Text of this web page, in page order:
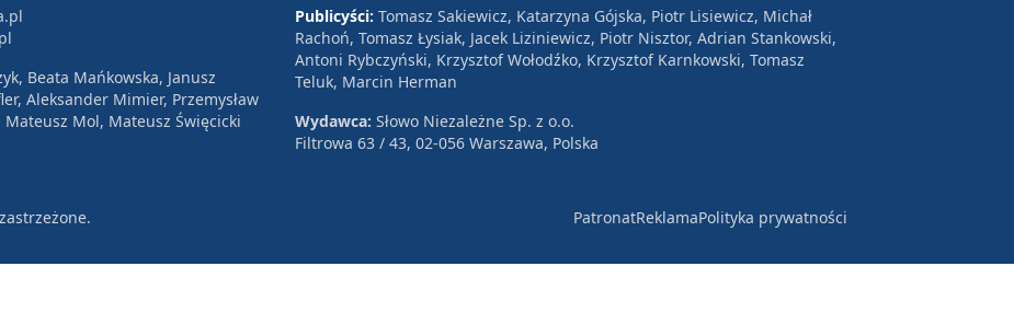
Beata Mańkowska, Janusz
Aleksander Mimier, Przemysław
Mol, Mateusz Święcicki
Publicyści: Tomasz Sakiewicz, Katarzyna Gójska, Piotr Lisiewicz, Michał
Rachoń, Tomasz Łysiak, Jacek Liziniewicz, Piotr Nisztor, Adrian Stankowski,
Antoni Rybczyński, Krzysztof Wołodźko, Krzysztof Karnkowski, Tomasz
Teluk, Marcin Herman
Wydawca: Słowo Niezależne Sp. z o.o.
Filtrowa 63 / 43, 02-056 Warszawa, Polska
PatronatReklamaPolityka prywatności